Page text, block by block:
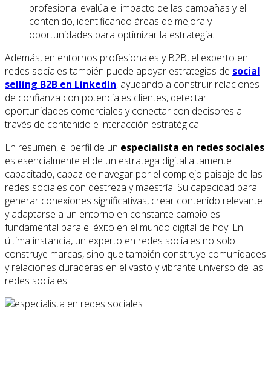
profesional evalúa el impacto de las campañas y el
contenido, identificando áreas de mejora y
oportunidades para optimizar la estrategia.
Además, en entornos profesionales y B2B, el experto en
redes sociales también puede apoyar estrategias de social
selling B2B en LinkedIn, ayudando a construir relaciones
de confianza con potenciales clientes, detectar
oportunidades comerciales y conectar con decisores a
través de contenido e interacción estratégica.
En resumen, el perfil de un especialista en redes sociales
es esencialmente el de un estratega digital altamente
capacitado, capaz de navegar por el complejo paisaje de las
redes sociales con destreza y maestría. Su capacidad para
generar conexiones significativas, crear contenido relevante
y adaptarse a un entorno en constante cambio es
fundamental para el éxito en el mundo digital de hoy. En
última instancia, un experto en redes sociales no solo
construye marcas, sino que también construye comunidades
y relaciones duraderas en el vasto y vibrante universo de las
redes sociales.